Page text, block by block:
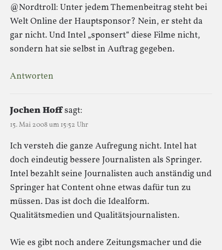
@Nordtroll: Unter jedem Themenbeitrag steht bei
Welt Online der Hauptsponsor? Nein, er steht da
gar nicht. Und Intel „sponsert“ diese Filme nicht,
sondern hat sie selbst in Auftrag gegeben.
Antworten
Jochen Hoffsagt:
15. Mai 2008 um 15:52 Uhr
Ich versteh die ganze Aufregung nicht. Intel hat
doch eindeutig bessere Journalisten als Springer.
Intel bezahlt seine Journalisten auch anständig und
Springer hat Content ohne etwas dafür tun zu
müssen. Das ist doch die Idealform.
Qualitätsmedien und Qualitätsjournalisten.
Wie es gibt noch andere Zeitungsmacher und die